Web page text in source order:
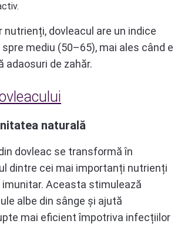
dovleacul are un indice
mediu (50–65), mai ales când e
adaosuri de zahăr.
naturală
dovleac se transformă în
dintre cei mai importanți nutrienți
Aceasta stimulează
albe din sânge și ajută
mai eficient împotriva infecțiilor